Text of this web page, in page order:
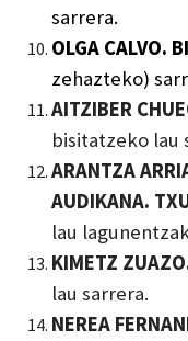
sarrera.
OLGA CALVO.
zehazteko)
AITZIBER
bisitatzeko lau
ARANTZA
AUDIKANA.
lau
KIMETZ
lau sarrera.
NEREA